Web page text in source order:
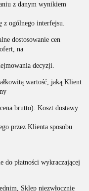
z danym wynikiem
z ogólnego interfejsu.
dostosowanie cen
na
decyzji.
wartość, jaką Klient
brutto). Koszt dostawy
przez Klienta sposobu
do płatności wykraczającej
Sklep niezwłocznie